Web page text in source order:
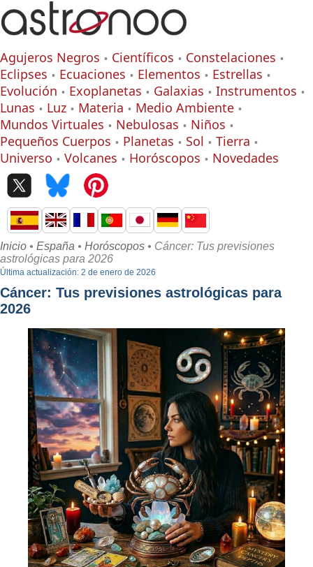
Agujeros Negros Científicos
Constelaciones
Eclipses
Ecuaciones Elementos
Estrellas
Evolución
Exoplanetas Galaxias
Instrumentos
Lunas
Luz Materia
Medio Ambiente
Mundos Virtuales
Nebulosas
Niños
Pequeños Cuerpos
Planetas Sol
Tierra
Universo
Volcanes Horóscopos Novedades
Inicio • España • Horóscopos • Cáncer: Tus previsiones
astrológicas para 2026
Última actualización: 2 de enero de 2026
Cáncer: Tus previsiones astrológicas para
2026